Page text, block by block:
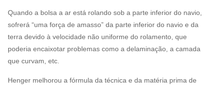
Quando a bolsa a ar está rolando sob a parte inferior do navio,
sofrerá “uma força de amasso” da parte inferior do navio e da
terra devido à velocidade não uniforme do rolamento, que
poderia encaixotar problemas como a delaminação, a camada
que curvam, etc.
Henger melhorou a fórmula da técnica e da matéria prima de